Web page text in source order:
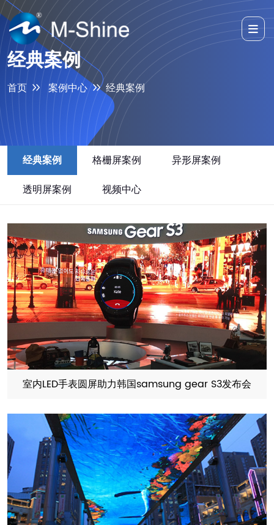
经典案例
首页 案例中心 经典案例
经典案例 格栅屏案例
异形屏案例
透明屏案例
视频中心
室内LED手表圆屏助力韩国samsung gear S3发布会